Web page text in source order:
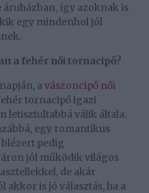
így azoknak is
egy mindenhol jól
a fehér női tornacipő?
avászoncipő női
tornacipő igazi
letisztultabbá válik általa.
egy romantikus
pedig
jól működik világos
de akár
akkor is jó választás, ha a